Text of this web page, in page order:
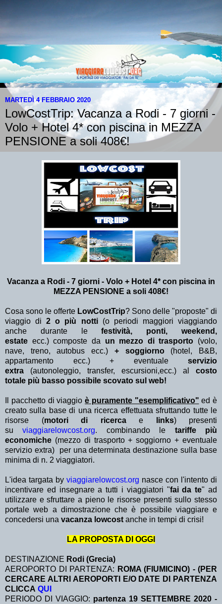
MARTEDÌ 4 FEBBRAIO 2020
LowCostTrip: Vacanza a Rodi - 7 giorni -
Volo + Hotel 4* con piscina in MEZZA
PENSIONE a soli 408€!
Vacanza a Rodi - 7 giorni - Volo + Hotel 4* con piscina in
MEZZA PENSIONE a soli 408€!
Cosa sono le offerte LowCostTrip? Sono delle "proposte" di
viaggio di2 o più notti (o periodi maggiori viaggiando
anche durante lefestività, ponti, weekend,
estate ecc.) composte da un mezzo di trasporto (volo,
nave, treno, autobus ecc.) + soggiorno(hotel, B&B,
appartamento ecc.) + eventuale servizio
extra (autonoleggio, transfer, escursioni,ecc.) al costo
totale più basso possibile scovato sul web!
Il pacchetto di viaggio è puramente "esemplificativo" ed è
creato sulla base di una ricerca effettuata sfruttando tutte le
risorse (motori di ricerca e links) presenti
suviaggiarelowcost.org. combinando le tariffe più
economiche (mezzo di trasporto + soggiorno + eventuale
servizio extra)
per una determinata destinazione sulla base
minima di n. 2 viaggiatori.
L'idea targata by viaggiarelowcost.org nasce con l'intento di
incentivare ed insegnare a tutti i viaggiatori "fai da te" ad
utilizzare e sfruttare a pieno le risorse presenti sullo stesso
portale web a dimostrazione che è possibile viaggiare e
concedersi una vacanza lowcost anche in tempi di crisi!
LA PROPOSTA DI OGGI
DESTINAZIONE Rodi (Grecia)
AEROPORTO DI PARTENZA: ROMA (FIUMICINO) - (PER
CERCARE ALTRI AEROPORTI E/O DATE DI PARTENZA
CLICCA QUI
PERIODO DI VIAGGIO: partenza 19 SETTEMBRE 2020 -